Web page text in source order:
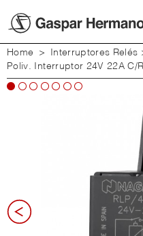
Home > Interruptores Relés
Poliv. Interruptor 24V 22A C/